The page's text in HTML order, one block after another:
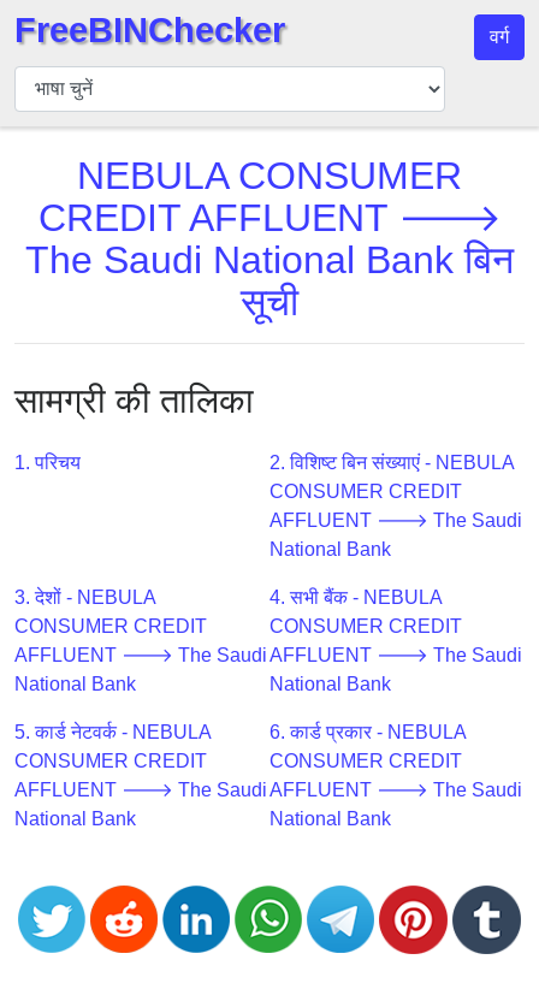
बिन
चेकर
बिन
संख्या
बिन
BIN
Generator
BIN
Checker
v2
from
Banks
Credit
Card
Validator
Credit
Card
Random
Credit
Card
FreeBINChecker वर्ग
NEBULA CONSUMER
CREDIT AFFLUENT 🡒
The Saudi National Bank बिन
सूची
सामग्री की तालिका
1. परिचय
2. विशिष्ट बिन संख्याएं - NEBULA
CONSUMER CREDIT
AFFLUENT 🡒 The Saudi
National Bank
3. देशों - NEBULA
CONSUMER CREDIT
AFFLUENT 🡒 The Saudi
National Bank
4. सभी बैंक - NEBULA
CONSUMER CREDIT
AFFLUENT 🡒 The Saudi
National Bank
5. कार्ड नेटवर्क - NEBULA
CONSUMER CREDIT
AFFLUENT 🡒 The Saudi
National Bank
6. कार्ड प्रकार - NEBULA
CONSUMER CREDIT
AFFLUENT 🡒 The Saudi
National Bank